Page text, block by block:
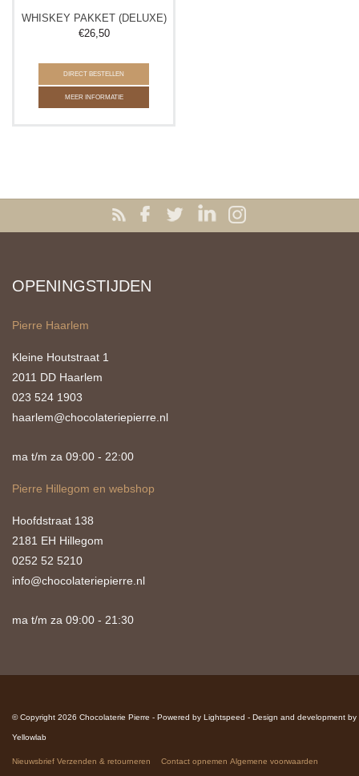
WHISKEY PAKKET (DELUXE)
€26,50
DIRECT BESTELLEN
MEER INFORMATIE
OPENINGSTIJDEN
Pierre Haarlem
Kleine Houtstraat 1
2011 DD Haarlem
023 524 1903
haarlem@chocolateriepierre.nl
ma t/m za 09:00 - 22:00
Pierre Hillegom en webshop
Hoofdstraat 138
2181 EH Hillegom
0252 52 5210
info@chocolateriepierre.nl
ma t/m za 09:00 - 21:30
© Copyright 2026 Chocolaterie Pierre - Powered by Lightspeed - Design and development by
Yellowlab
Nieuwsbrief Verzenden & retourneren Contact opnemen Algemene voorwaarden